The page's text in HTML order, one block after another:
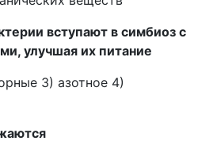
вступают в симбиоз с
улучшая их питание
3) азотное 4)